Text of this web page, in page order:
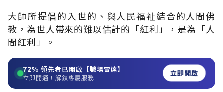
大師所提倡的入世的、與人民福祉結合的人間佛
教，為世人帶來的難以估計的「紅利」，是為「人
間紅利」。
72% 領先者已開啟【職場雷達】
立即開通！解鎖專屬服務 立即開啟